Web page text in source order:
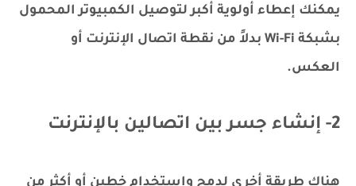
يمكنك إعطاء أولوية أكبر لتوصيل الكمبيوتر المحمول
بشبكة Wi-Fi بدلاً من نقطة اتصال الإنترنت أو
العكس.
2- إنشاء جسر بين اتصالين بالإنترنت
هناك طريقة أخرى لدمج واستخدام خطين أو أكثر من